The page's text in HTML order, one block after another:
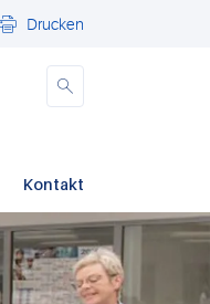
Drucken
Kontakt